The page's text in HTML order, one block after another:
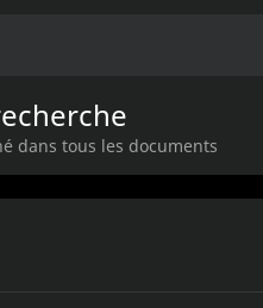
dans tous les documents